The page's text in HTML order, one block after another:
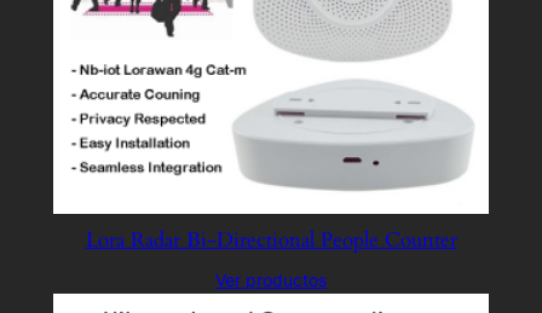
Lora Radar Bi-Directional People Counter
Ver productos